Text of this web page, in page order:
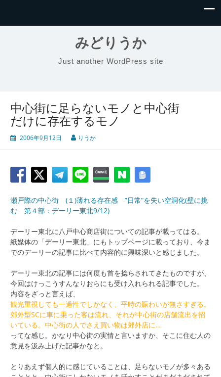
みどりうか
Just another WordPress site
中心街に足らないモノと中心街
だけに存在するモノ
2006年9月12日 りうか
瀬戸際の中心街 (１)薄れる存在感 ”日常”を失い空洞化(壁に挑
む 第４部：デーリー東北9/12)
デーリー東北に八戸中心商店街についての記事が載ってはる。
紙媒体の「デーリー東北」にもトップページに載っており、今ま
でのデーリーの記事に比べて内容的に興味深いと感じました。
デーリー東北の記事には何度も首を捻らされてきたものですが、
今回はけっこうすんなりおらにも受け入れられる記事でした。
内容をざっと言えば、
観光重視しても一過性でしかなく、平時の賑わいが無さすぎる。
郊外型SCに車に乗った客は流れ、それが中心街の店舗流出を招
いている。中心街の人でさえ買い物は郊外店に…
ってな感じ。かなり中心街の実情と言いますか、そこに住む人の
意見を汲み上げた記事かなと。
とりあえず個人的に感じていることは、足らないモノが多々ある